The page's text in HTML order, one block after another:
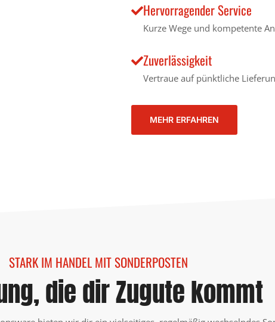
Hervorragender Service
Kurze Wege und kompetente
Zuverlässigkeit
Vertraue auf pünktliche
MEHR ERFAHREN
STARK IM HANDEL MIT SONDERPOSTEN
die dir Zugute kommt